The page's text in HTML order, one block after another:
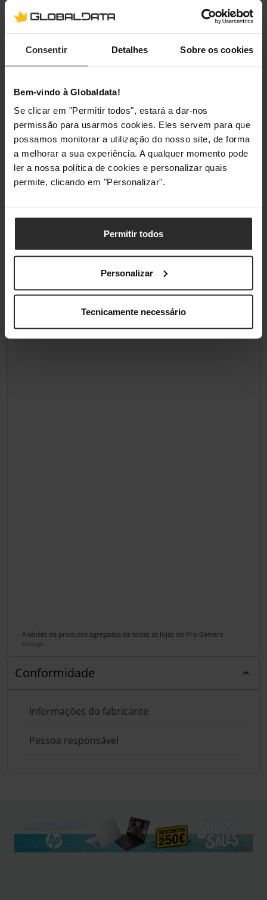
Consentir Detalhes Sobre os cookies
Bem-vindo à Globaldata!
Se clicar em "Permitir todos", estará a dar-nos
permissão para usarmos cookies. Eles servem para que
possamos monitorar a utilização do nosso site, de forma
a melhorar a sua experiência. A qualquer momento pode
ler a nossa política de cookies e personalizar quais
permite, clicando em "Personalizar".
Permitir todos
Personalizar
Tecnicamente necessário
Tipo de cabo
H05VV-F 3G 1.5
Embalagem
Número de produtos incluídos 1 unidade(s)
Classificações
Análises de produtos agregadas de todas as lojas do Pro Gamers
Group.
Conformidade
Informações do fabricante
Pessoa responsável